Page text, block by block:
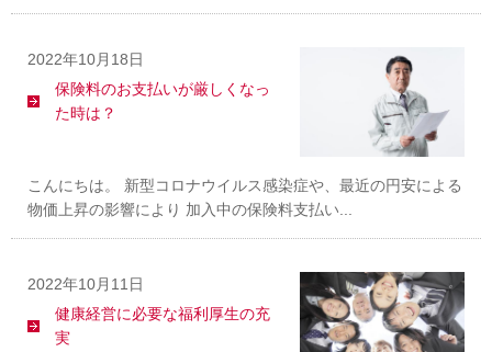
2022年10月18日
保険料のお支払いが厳しくなっ
た時は？
こんにちは。 新型コロナウイルス感染症や、最近の円安による
物価上昇の影響により 加入中の保険料支払い...
2022年10月11日
健康経営に必要な福利厚生の充
実